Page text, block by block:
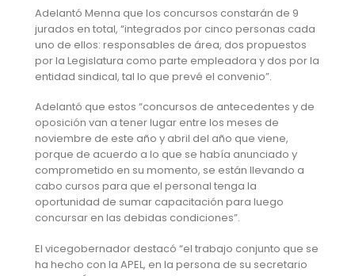
Adelantó Menna que los concursos constarán de 9
jurados en total, “integrados por cinco personas cada
uno de ellos: responsables de área, dos propuestos
por la Legislatura como parte empleadora y dos por la
entidad sindical, tal lo que prevé el convenio”.
Adelantó que estos “concursos de antecedentes y de
oposición van a tener lugar entre los meses de
noviembre de este año y abril del año que viene,
porque de acuerdo a lo que se había anunciado y
comprometido en su momento, se están llevando a
cabo cursos para que el personal tenga la
oportunidad de sumar capacitación para luego
concursar en las debidas condiciones”.
El vicegobernador destacó “el trabajo conjunto que se
ha hecho con la APEL, en la persona de su secretario